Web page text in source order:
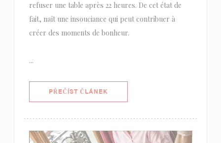
refuser une table après 22 heures. De cet état de
fait, naît une insouciance qui peut contribuer à
créer des moments de bonheur.
...
PŘEČÍST ČLÁNEK